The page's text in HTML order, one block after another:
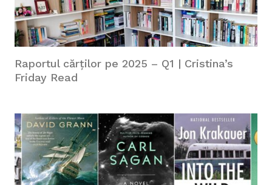
Raportul cărților pe 2025 – Q1 | Cristina’s
Friday Read